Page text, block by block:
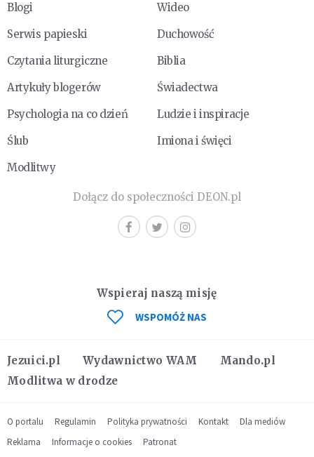
Blogi
Wideo
Serwis papieski
Duchowość
Czytania liturgiczne
Biblia
Artykuły blogerów
Świadectwa
Psychologia na co dzień
Ludzie i inspiracje
Ślub
Imiona i święci
Modlitwy
Dołącz do społeczności DEON.pl
Jezuici.pl Wydawnictwo WAM
Mando.pl
Modlitwa w drodze
Wspieraj naszą misję
WSPOMÓŻ NAS
O portalu Regulamin Polityka prywatności Kontakt
Dla mediów
Reklama
Informacje o cookies Patronat